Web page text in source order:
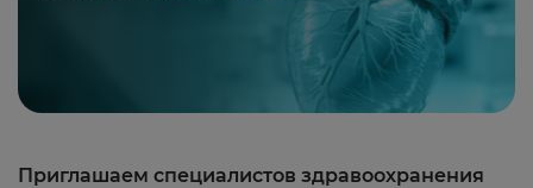
Приглашаем специалистов здравоохранения